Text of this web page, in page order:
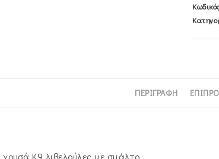
ΠΕΡΙΓΡΑΦΉ
Κ9 λιβελούλες με σμάλτο